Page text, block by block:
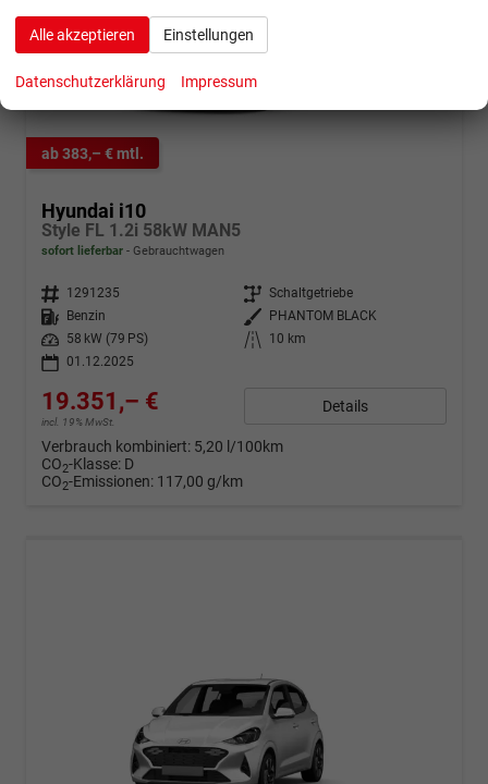
ab 383,– € mtl.
Hyundai i10
Style FL 1.2i 58kW MAN5
sofort lieferbar Gebrauchtwagen
Fahrzeugnr. 1291235 Getriebe Schaltgetriebe
Kraftstoff
Benzin Außenfarbe
PHANTOM BLACK
Leistung
58 kW (79 PS) Kilometerstand
10 km
01.12.2025
19.351,– €
incl. 19% MwSt.
Details
Verbrauch kombiniert: 5,20 l/100km
CO2-Klasse: D
CO2-Emissionen: 117,00 g/km
Alle akzeptieren Einstellungen
Datenschutzerklärung Impressum